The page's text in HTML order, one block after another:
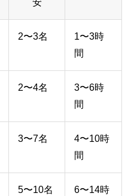
安
2〜3名
1〜3時
間
2〜4名
3〜6時
間
3〜7名
4〜10時
間
5〜10名
6〜14時